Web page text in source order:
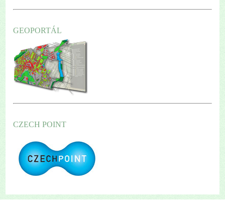
GEOPORTÁL
CZECH POINT